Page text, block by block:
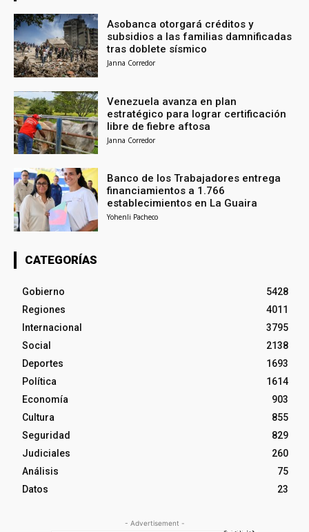
Asobanca otorgará créditos y
subsidios a las familias damnificadas
tras doblete sísmico
Janna Corredor
Venezuela avanza en plan
estratégico para lograr certificación
libre de fiebre aftosa
Janna Corredor
Banco de los Trabajadores entrega
financiamientos a 1.766
establecimientos en La Guaira
Yohenli Pacheco
CATEGORÍAS
Gobierno
5428
Regiones
4011
Internacional
3795
Social
2138
Deportes
1693
Política
1614
Economía
903
Cultura
855
Seguridad
829
Judiciales
260
Análisis
75
Datos
23
- Advertisement -